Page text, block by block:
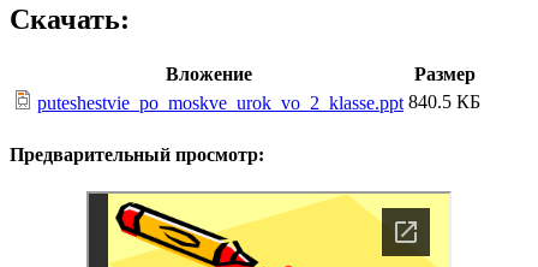
Скачать:
Вложение
Размер
puteshestvie_po_moskve_urok_vo_2_klasse.ppt 840.5 КБ
Предварительный просмотр: